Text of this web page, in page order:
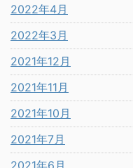
2022年4月
2022年3月
2021年12月
2021年11月
2021年10月
2021年7月